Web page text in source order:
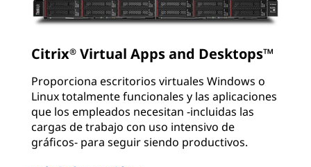
Citrix® Virtual Apps and Desktops™
Proporciona escritorios virtuales Windows o
Linux totalmente funcionales y las aplicaciones
que los empleados necesitan -incluidas las
cargas de trabajo con uso intensivo de
gráficos- para seguir siendo productivos.